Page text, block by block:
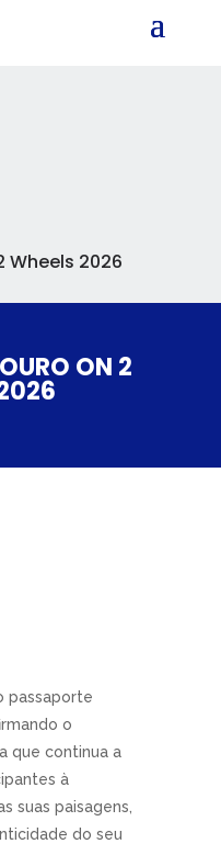
Wheels 2026
ON 2
passaporte
o
que continua a
à
suas paisagens,
do seu